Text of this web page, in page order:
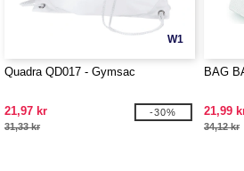
W1
Quadra QD017 - Gymsac
21,97 kr
31,33 kr
-30%
BAG
21,99
34,12 kr